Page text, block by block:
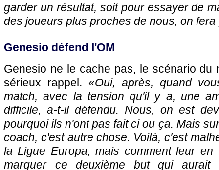
garder un résultat, soit pour essayer de
des joueurs plus proches de nous, on
Genesio défend l'OM
Genesio ne le cache pas, le scénario du
sérieux rappel. «Oui, après, quand
match, avec la tension qu'il y a, une
difficile, a-t-il défendu. Nous, on est
pourquoi ils n'ont pas fait ci ou ça. Mais
coach, c'est autre chose. Voilà, c'est
la Ligue Europa, mais comment leur en
marquer ce deuxième but qui